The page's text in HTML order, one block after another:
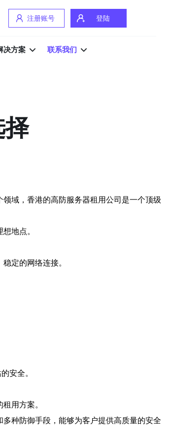
注册账号 登陆
决方案 联系我们
择
域，香港的高防服务器租用公司是一个顶级
地点。
定的网络连接。
安全。
用方案。
种防御手段，能够为客户提供高质量的安全